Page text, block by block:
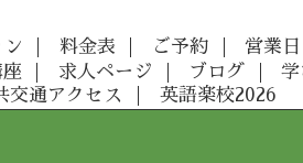
料金表 ご予約 営業
求人ページ ブログ
交通アクセス
英語楽校2026